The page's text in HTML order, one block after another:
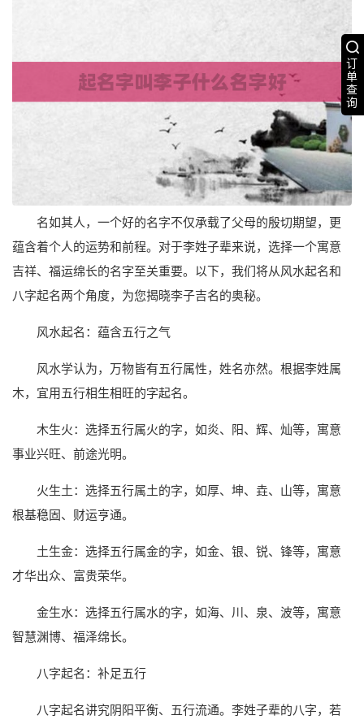
订
单
查
询
名如其人，一个好的名字不仅承载了父母的殷切期望，更
蕴含着个人的运势和前程。对于李姓子辈来说，选择一个寓意
吉祥、福运绵长的名字至关重要。以下，我们将从风水起名和
八字起名两个角度，为您揭晓李子吉名的奥秘。
风水起名：蕴含五行之气
风水学认为，万物皆有五行属性，姓名亦然。根据李姓属
木，宜用五行相生相旺的字起名。
木生火：选择五行属火的字，如炎、阳、辉、灿等，寓意
事业兴旺、前途光明。
火生土：选择五行属土的字，如厚、坤、垚、山等，寓意
根基稳固、财运亨通。
土生金：选择五行属金的字，如金、银、锐、锋等，寓意
才华出众、富贵荣华。
金生水：选择五行属水的字，如海、川、泉、波等，寓意
智慧渊博、福泽绵长。
八字起名：补足五行
八字起名讲究阴阳平衡、五行流通。李姓子辈的八字，若